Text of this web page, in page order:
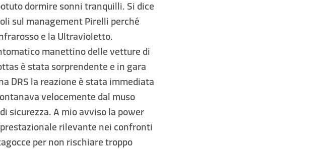
dormire sonni tranquilli. Si dice
sul management Pirelli perché
e la Ultravioletto.
manettino delle vetture di
è stata sorprendente e in gara
DRS la reazione è stata immediata
velocemente dal muso
sicurezza. A mio avviso la power
rilevante nei confronti
per non rischiare troppo